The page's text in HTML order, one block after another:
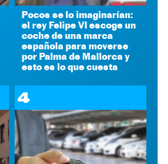
Pocos se lo imaginarían:
el rey Felipe VI escoge un
coche de una marca
española para moverse
por Palma de Mallorca y
esto es lo que cuesta
4